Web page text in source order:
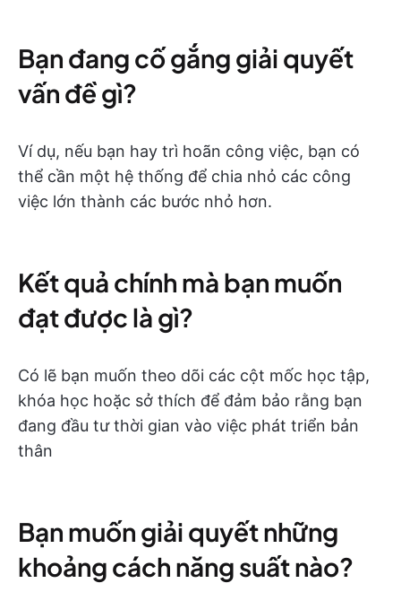
Bạn đang cố gắng giải quyết
vấn đề gì?
Ví dụ, nếu bạn hay trì hoãn công việc, bạn có
thể cần một hệ thống để chia nhỏ các công
việc lớn thành các bước nhỏ hơn.
Kết quả chính mà bạn muốn
đạt được là gì?
Có lẽ bạn muốn theo dõi các cột mốc học tập,
khóa học hoặc sở thích để đảm bảo rằng bạn
đang đầu tư thời gian vào việc phát triển bản
thân
Bạn muốn giải quyết những
khoảng cách năng suất nào?